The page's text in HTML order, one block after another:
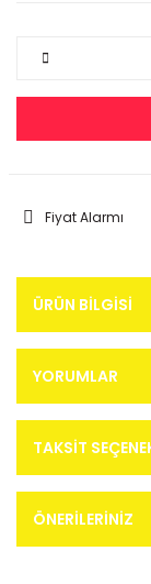
Fiyat Alarmı
ÜRÜN BILGISI
YORUMLAR
TAKSIT
ÖNERILERINIZ